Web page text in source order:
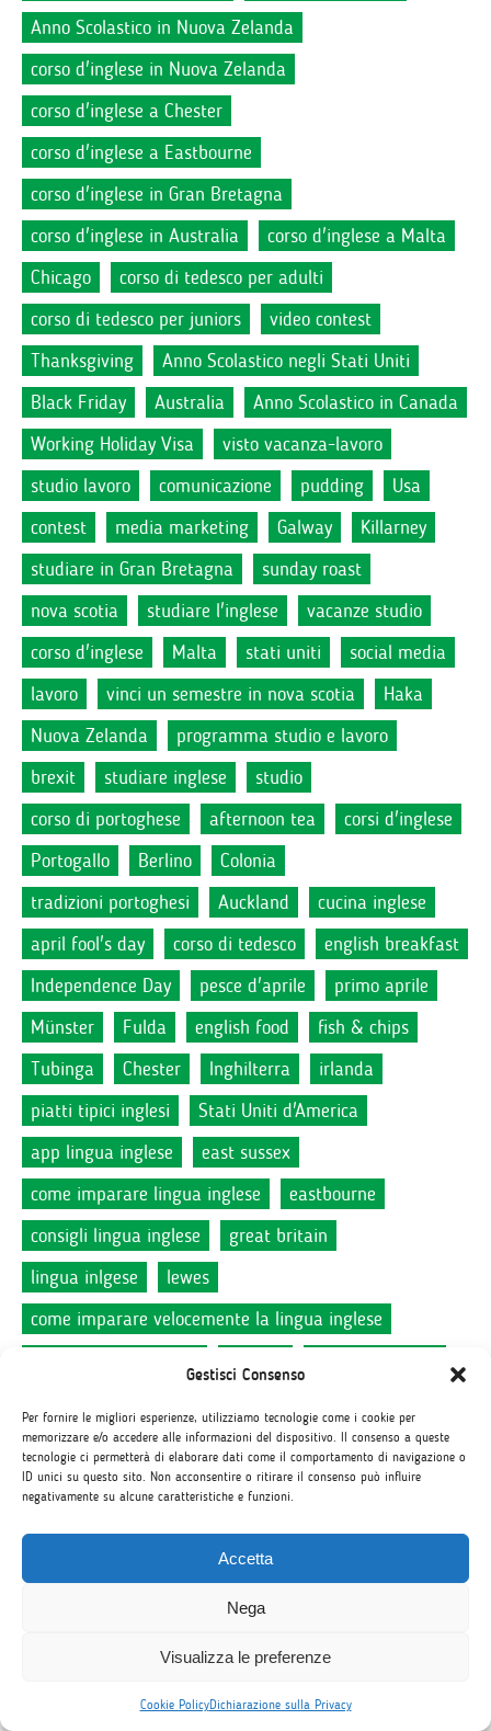
Gestisci Consenso
Per fornire le migliori esperienze, utilizziamo tecnologie come i cookie per
memorizzare e/o accedere alle informazioni del dispositivo. Il consenso a queste
tecnologie ci permetterà di elaborare dati come il comportamento di navigazione o
ID unici su questo sito. Non acconsentire o ritirare il consenso può influire
negativamente su alcune caratteristiche e funzioni.
Accetta
Nega
Visualizza le preferenze
Cookie PolicyDichiarazione sulla Privacy
Anno Scolastico in Nuova Zelanda
corso d'inglese in Nuova Zelanda
corso d'inglese a Chester
corso d'inglese a Eastbourne
corso d'inglese in Gran Bretagna
corso d'inglese in Australia
corso d'inglese a Malta
Chicago
corso di tedesco per adulti
corso di tedesco per juniors
video contest
Thanksgiving
Anno Scolastico negli Stati Uniti
Black Friday
Australia
Anno Scolastico in Canada
Working Holiday Visa
visto vacanza-lavoro
studio lavoro
comunicazione pudding
Usa
contest
media marketing Galway
Killarney
studiare in Gran Bretagna
sunday roast
nova scotia
studiare l'inglese
vacanze studio
corso d'inglese
Malta stati uniti
social media
lavoro
vinci un semestre in nova scotia
Haka
Nuova Zelanda
programma studio e lavoro
brexit
studiare inglese
studio
corso di portoghese
afternoon tea
corsi d'inglese
Portogallo
Berlino
Colonia
tradizioni portoghesi
Auckland
cucina inglese
april fool's day
corso di tedesco
english breakfast
Independence Day
pesce d'aprile
primo aprile
Münster
Fulda english food
fish & chips
Tubinga
Chester Inghilterra
irlanda
piatti tipici inglesi
Stati Uniti d'America
app lingua inglese
east sussex
come imparare lingua inglese
eastbourne
consigli lingua inglese
great britain
lingua inlgese
lewes
come imparare velocemente la lingua inglese
maturità
certificazioni internazionali
trovare lavoro
app inglese
app per imparare la lingua inglese
viaggio studio
corso di lingue
corso di inglese
imparare una lingua straniera